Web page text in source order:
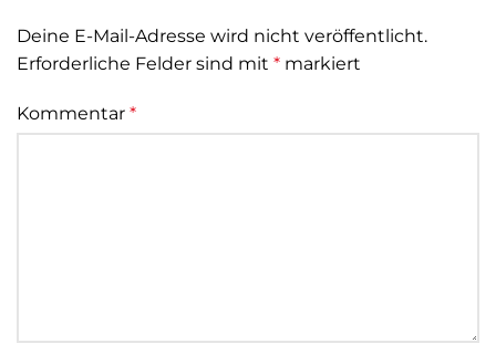
Deine E-Mail-Adresse wird nicht veröffentlicht.
Erforderliche Felder sind mit * markiert
Kommentar *